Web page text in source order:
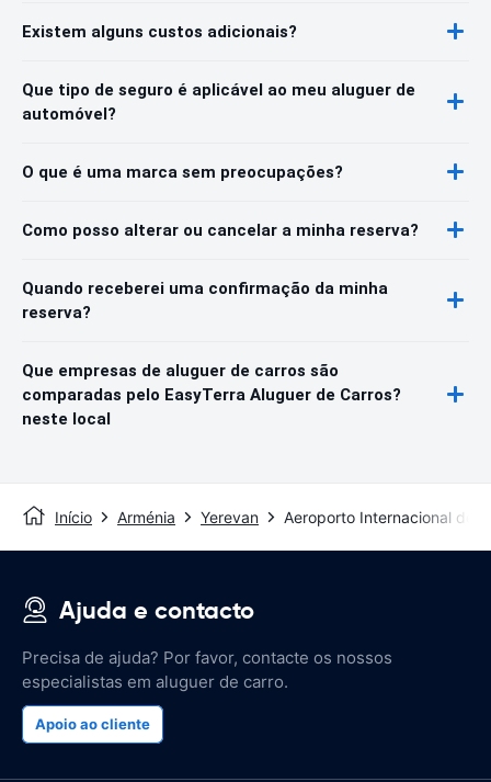
Existem alguns custos adicionais?
Que tipo de seguro é aplicável ao meu aluguer de
automóvel?
O que é uma marca sem preocupações?
Como posso alterar ou cancelar a minha reserva?
Quando receberei uma confirmação da minha
reserva?
Que empresas de aluguer de carros são
comparadas pelo EasyTerra Aluguer de Carros?
neste local
Início Arménia Yerevan Aeroporto Internacional de
Ajuda e contacto
Precisa de ajuda? Por favor, contacte os nossos
especialistas em aluguer de carro.
Apoio ao cliente